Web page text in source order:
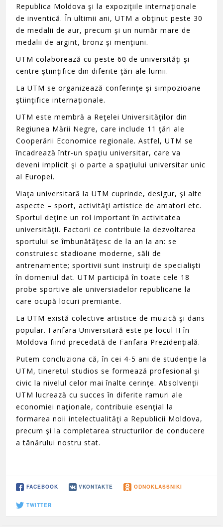
Republica Moldova şi la expoziţiile internaţionale
de inventică. În ultimii ani, UTM a obţinut peste 30
de medalii de aur, precum şi un număr mare de
medalii de argint, bronz şi menţiuni.
UTM colaborează cu peste 60 de universităţi şi
centre ştiinţifice din diferite ţări ale lumii.
La UTM se organizează conferinţe şi simpozioane
ştiinţifice internaţionale.
UTM este membră a Reţelei Universităţilor din
Regiunea Mării Negre, care include 11 ţări ale
Cooperării Economice regionale. Astfel, UTM se
încadrează într-un spaţiu universitar, care va
deveni implicit şi o parte a spaţiului universitar unic
al Europei.
Viaţa universitară la UTM cuprinde, desigur, şi alte
aspecte – sport, activităţi artistice de amatori etc.
Sportul deţine un rol important în activitatea
universităţii. Factorii ce contribuie la dezvoltarea
sportului se îmbunătăţesc de la an la an: se
construiesc stadioane moderne, săli de
antrenamente; sportivii sunt instruiţi de specialişti
în domeniul dat. UTM participă în toate cele 18
probe sportive ale universiadelor republicane la
care ocupă locuri premiante.
La UTM există colective artistice de muzică şi dans
popular. Fanfara Universitară este pe locul II în
Moldova fiind precedată de Fanfara Prezidenţială.
Putem concluziona că, în cei 4-5 ani de studenţie la
UTM, tineretul studios se formează profesional şi
civic la nivelul celor mai înalte cerinţe. Absolvenţii
UTM lucrează cu succes în diferite ramuri ale
economiei naţionale, contribuie esenţial la
formarea noii intelectualităţi a Republicii Moldova,
precum şi la completarea structurilor de conducere
a tânărului nostru stat.
FACEBOOK VKONTAKTE ODNOKLASSNIKI
TWITTER